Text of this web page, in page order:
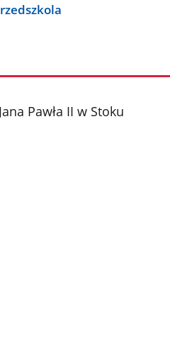
Pawła II w Stoku